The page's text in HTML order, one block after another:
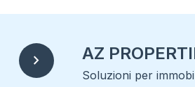
chevron_right AZ
Soluzioni per